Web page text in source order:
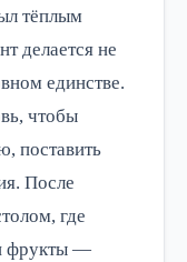
тёплым
делается не
единстве.
чтобы
поставить
После
где
фрукты —